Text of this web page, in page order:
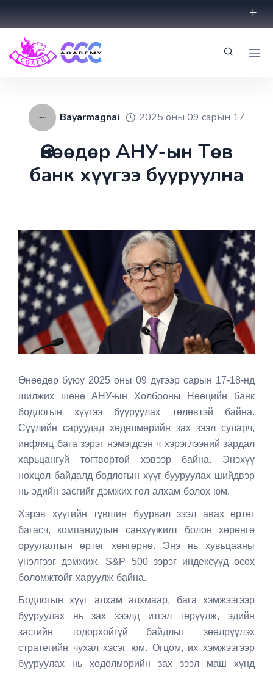
Bayarmagnai 2025 оны 09 сарын 17
Өнөөдөр АНУ-ын Төв
банк хүүгээ бууруулна
Өнөөдөр буюу 2025 оны 09 дүгээр сарын 17-18-нд
шилжих шөнө АНУ-ын Холбооны Нөөцийн банк
бодлогын хүүгээ бууруулах төлөвтэй байна.
Сүүлийн саруудад хөдөлмөрийн зах зээл суларч,
инфляц бага зэрэг нэмэгдсэн ч хэрэглээний зардал
харьцангуй тогтвортой хэвээр байна. Энэхүү
нөхцөл байдалд бодлогын хүүг бууруулах шийдвэр
нь эдийн засгийг дэмжих гол алхам болох юм.
Хэрэв хүүгийн түвшин буурвал зээл авах өртөг
багасч, компаниудын санхүүжилт болон хөрөнгө
оруулалтын өртөг хөнгөрнө. Энэ нь хувьцааны
үнэлгээг дэмжиж, S&P 500 зэрэг индексүүд өсөх
боломжтойг харуулж байна.
Бодлогын хүүг алхам алхмаар, бага хэмжээгээр
бууруулах нь зах зээлд итгэл төрүүлж, эдийн
засгийн тодорхойгүй байдлыг зөөлрүүлэх
стратегийн чухал хэсэг юм. Огцом, их хэмжээгээр
бууруулах нь хөдөлмөрийн зах зээл маш хүнд